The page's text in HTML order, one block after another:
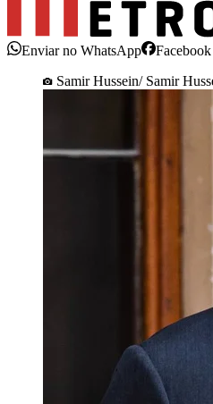
Enviar no WhatsApp Facebook
Samir Hussein/ Samir